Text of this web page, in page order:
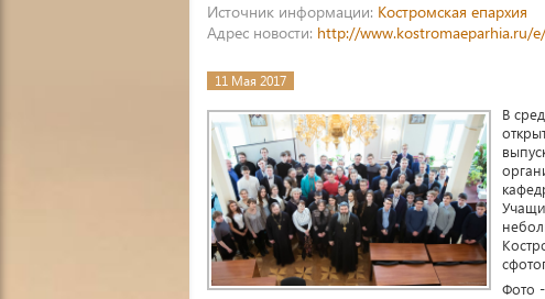
Источник информации: Костромская епархия
Адрес новости: http://www.kostromaeparhia.ru/
11 Мая 2017
В
Фото